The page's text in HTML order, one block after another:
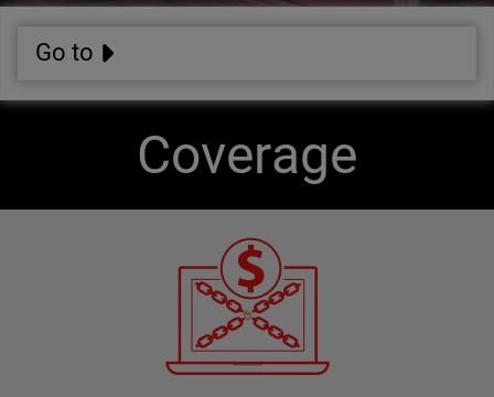
Go to
Coverage